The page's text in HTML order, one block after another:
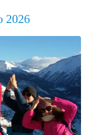
2026